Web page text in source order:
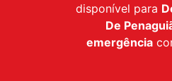
disponível para
De
emergência